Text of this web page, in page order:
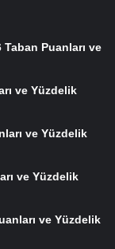
Puanları ve
ve Yüzdelik
ve Yüzdelik
ve Yüzdelik
ve Yüzdelik